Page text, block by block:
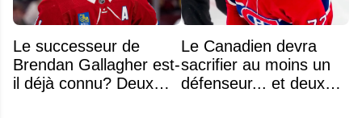
Le successeur de
Brendan Gallagher est-
il déjà connu? Deux
Le Canadien devra
sacrifier au moins un
défenseur... et deux